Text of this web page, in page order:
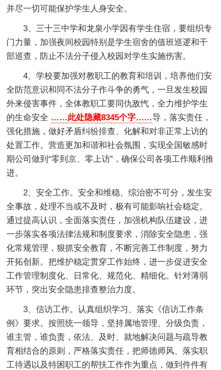
并尽一切可能保护学生人身安全。
3、三十三中学和龙泉小学因有学生住宿，要组织专
门力量，加强夜间校园特别是学生宿舍的值班巡逻和干
部巡查，防止不法分子侵入校园对学生实施伤害。
4、学校要加强对教职工的教育和培训，培养他们安
全防范意识和同不法分子作斗争的勇气，一旦发生校园
外来侵害事件，全体教职工要同仇敌忾，全力维护学生
的生命安全 ……此处隐藏8345个字……导，落实责任，
强化措施，做好矛盾纠纷排查、化解和对非正常上访的
处置工作。营造更加和谐和社会氛围，实现全国敏感时
期公司做到“零到京、零上访”，确保公司各项工作顺利推
进。
2、安全工作。安全和维稳、综治密不可分，发生安
全事故，处理不当或不及时，极有可能影响社会稳定。
通过提高认识，全面落实责任，加强机构队伍建设，进
一步落实各项法律法规和制度要求，消除安全隐患，强
化常规管理，狠抓安全教育，不断完善工作制度，努力
开拓创新。把维护稳定贯穿工作始终，进一步促进安全
工作管理制度化、日常化、规范化、精细化。针对薄弱
环节，突出安全隐患排查整治力度。
3、信访工作。认真组织学习、落实《信访工作条
例》要求。按照统一领导，坚持属地管理、分级负责，
谁主管，谁负责，依法、及时、就地解决问题与疏导教
育相结合的原则，严格落实责任，把师德师风、落实职
工待遇以及特困职工的帮扶工作作为重点，做到件件有